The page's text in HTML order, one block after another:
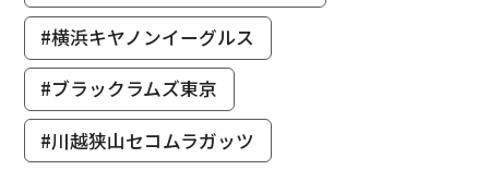
#横浜キヤノンイーグルス
#ブラックラムズ東京
#川越狭山セコムラガッツ